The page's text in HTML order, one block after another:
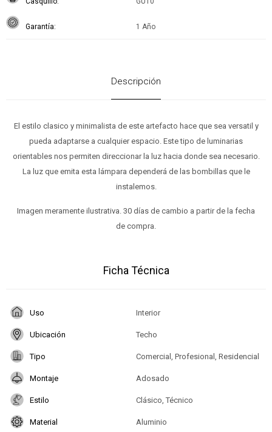
Garantía 1 Año
Descripción
El estilo clasico y minimalista de este artefacto hace que sea versatil y
pueda adaptarse a cualquier espacio. Este tipo de luminarias
orientables nos permiten direccionar la luz hacia donde sea necesario.
La luz que emita esta lámpara dependerá de las bombillas que le
instalemos.
Imagen meramente ilustrativa. 30 días de cambio a partir de la fecha
de compra.
Ficha Técnica
Uso Interior
Ubicación Techo
Tipo Comercial, Profesional, Residencial
Montaje Adosado
Estilo Clásico, Técnico
Material Aluminio